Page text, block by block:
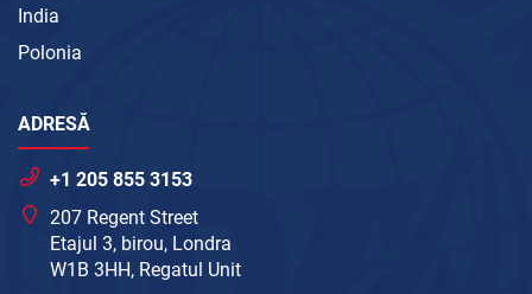
India
Polonia
ADRESĂ
+1 205 855 3153
207 Regent Street
Etajul 3, birou, Londra
W1B 3HH, Regatul Unit